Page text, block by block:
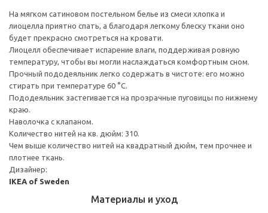
На мягком сатиновом постельном белье из смеси хлопка и
лиоцелла приятно спать, а благодаря легкому блеску ткани оно
будет прекрасно смотреться на кровати.
Лиоцелл обеспечивает испарение влаги, поддерживая ровную
температуру, чтобы вы могли наслаждаться комфортным сном.
Прочный пододеяльник легко содержать в чистоте: его можно
стирать при температуре 60 °C.
Пододеяльник застегивается на прозрачные пуговицы по нижнему
краю.
Наволочка с клапаном.
Количество нитей на кв. дюйм: 310.
Чем выше количество нитей на квадратный дюйм, тем прочнее и
плотнее ткань.
Дизайнер:
IKEA of Sweden
Материалы и уход